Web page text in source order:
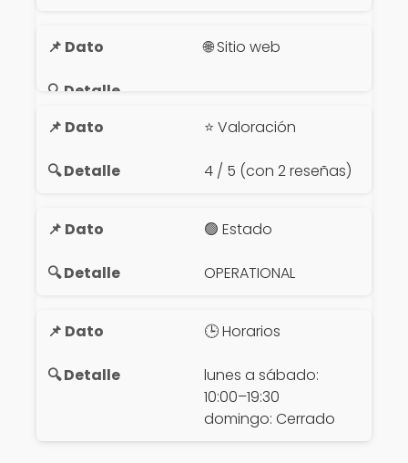
🌐 Sitio web
⭐ Valoración
4 / 5 (con 2 reseñas)
🟢 Estado
OPERATIONAL
🕒 Horarios
lunes a sábado:
10:00–19:30
domingo: Cerrado